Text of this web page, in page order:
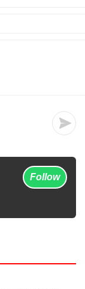
Follow